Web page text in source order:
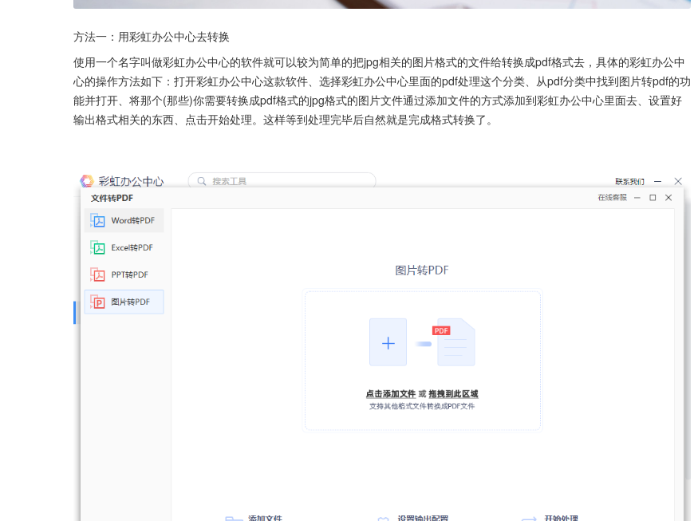
方法一：用彩虹办公中心去转换
使用一个名字叫做彩虹办公中心的软件就可以较为简单的把jpg相关的图片格式的文件给转换成pdf格式去，具体的彩虹办公中
心的操作方法如下：打开彩虹办公中心这款软件、选择彩虹办公中心里面的pdf处理这个分类、从pdf分类中找到图片转pdf的功
能并打开、将那个(那些)你需要转换成pdf格式的jpg格式的图片文件通过添加文件的方式添加到彩虹办公中心里面去、设置好
输出格式相关的东西、点击开始处理。这样等到处理完毕后自然就是完成格式转换了。